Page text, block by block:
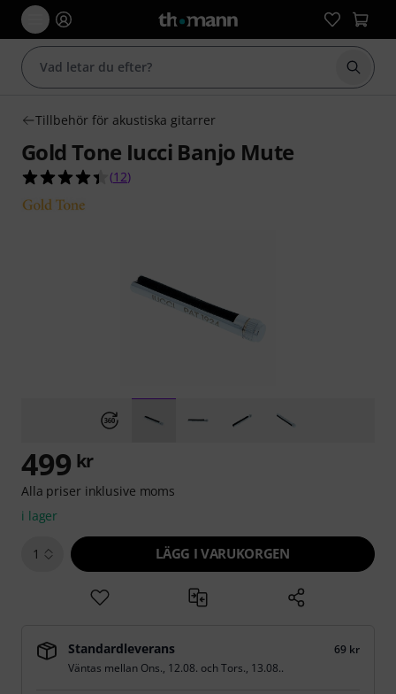
Börja
Tillbehör för akustiska gitarrer
Gold Tone Iucci Banjo Mute
4.4 av 5 stjärnor från 12 kundbetyg
(12)
499 kr
Alla priser inklusive moms
i lager
1 LÄGG I VARUKORGEN
Standardleverans
69 kr
Väntas mellan Ons., 12.08. ochTors., 13.08..